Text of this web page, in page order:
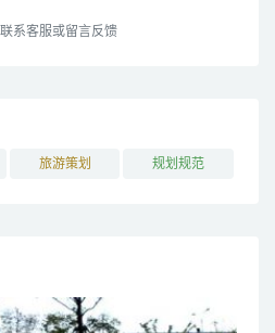
系客服或留言反馈
旅游策划 规划规范